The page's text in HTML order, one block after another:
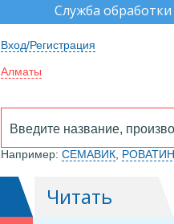
Служба обработки
Вход/Регистрация
Алматы
Например: СЕМАВИК
Читать